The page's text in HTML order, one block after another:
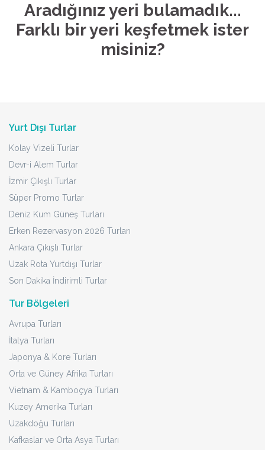
Aradığınız yeri bulamadık...
Farklı bir yeri keşfetmek ister
misiniz?
Yurt Dışı Turlar
Kolay Vizeli Turlar
Devr-i Alem Turlar
İzmir Çıkışlı Turlar
Süper Promo Turlar
Deniz Kum Güneş Turları
Erken Rezervasyon 2026 Turları
Ankara Çıkışlı Turlar
Uzak Rota Yurtdışı Turlar
Son Dakika İndirimli Turlar
Tur Bölgeleri
Avrupa Turları
İtalya Turları
Japonya & Kore Turları
Orta ve Güney Afrika Turları
Vietnam & Kamboçya Turları
Kuzey Amerika Turları
Uzakdoğu Turları
Kafkaslar ve Orta Asya Turları